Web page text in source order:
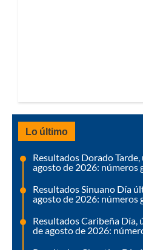
Lo último
Resultados Dorado
agosto de 2026: números
Resultados Sinuano Día
agosto de 2026: números
Resultados Caribeña Día,
de agosto de 2026: